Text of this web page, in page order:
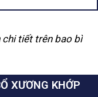
chi tiết trên bao bì
XƯƠNG KHỚP